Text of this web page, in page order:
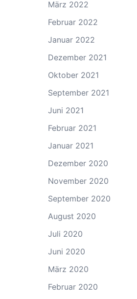
März 2022
Februar 2022
Januar 2022
Dezember 2021
Oktober 2021
September 2021
Juni 2021
Februar 2021
Januar 2021
Dezember 2020
November 2020
September 2020
August 2020
Juli 2020
Juni 2020
März 2020
Februar 2020